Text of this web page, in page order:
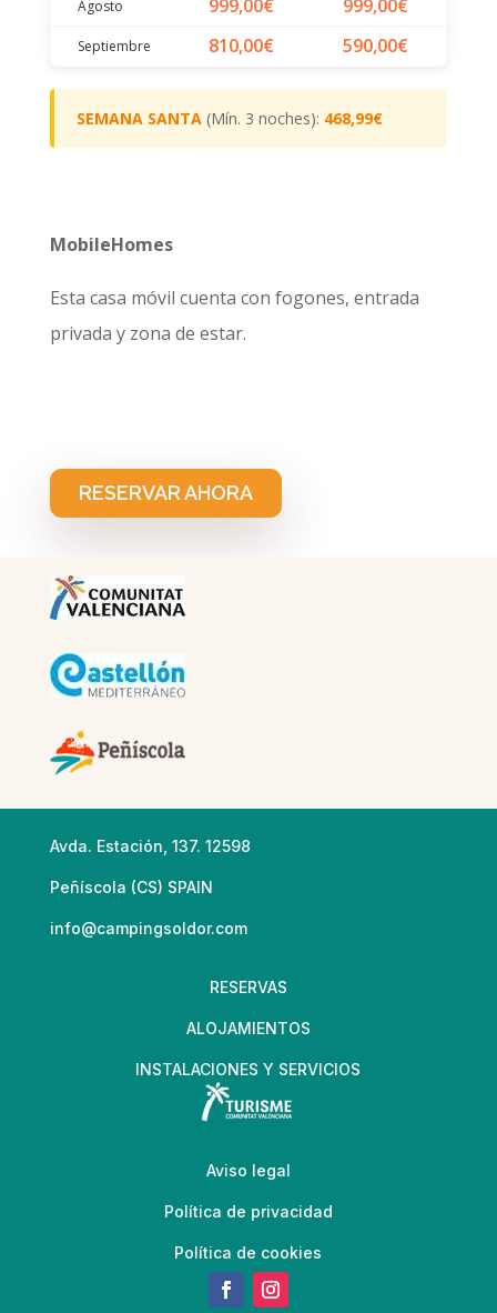
Agosto 999,00€ 999,00€
Septiembre 810,00€ 590,00€
SEMANA SANTA(Mín. 3 noches): 468,99€
MobileHomes
Esta casa móvil cuenta con fogones, entrada
privada y zona de estar.
RESERVAR AHORA
Avda. Estación, 137. 12598
Peñíscola (CS) SPAIN
info@campingsoldor.com
RESERVAS
ALOJAMIENTOS
INSTALACIONES Y SERVICIOS
Aviso legal
Política de privacidad
Política de cookies